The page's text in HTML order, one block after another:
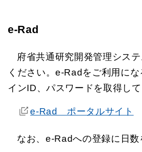
e-Rad
府省共通研究開発管理シス
ください。e-Radをご利用に
インID、パスワードを取得し
e-Rad ポータルサイト
なお、e-Radへの登録に日